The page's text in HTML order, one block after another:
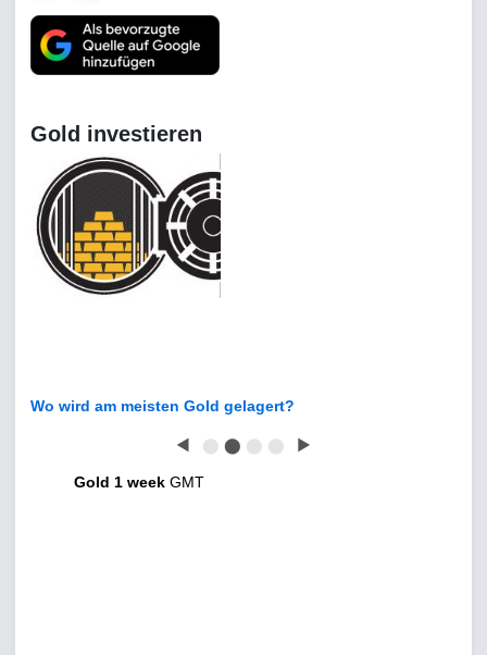
Gold investieren
Wo wird am meisten Gold gelagert?
◀ ⬤ ⬤ ⬤ ⬤ ▶
Gold 1 week GMT